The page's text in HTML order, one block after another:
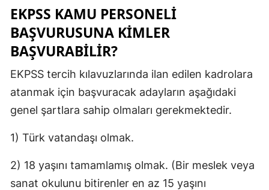
Şanlıurfa
Uşak
Yozgat
EKPSS KAMU PERSONELİ
BAŞVURUSUNA KİMLER
BAŞVURABİLİR?
EKPSS tercih kılavuzlarında ilan edilen kadrolara
atanmak için başvuracak adayların aşağıdaki
genel şartlara sahip olmaları gerekmektedir.
1) Türk vatandaşı olmak.
2) 18 yaşını tamamlamış olmak. (Bir meslek veya
sanat okulunu bitirenler en az 15 yaşını